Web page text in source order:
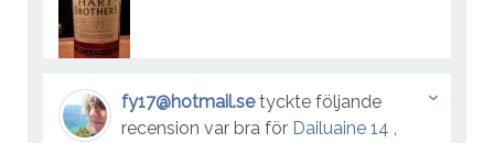
fy17@hotmail.setyckte följande
recension var bra för Dailuaine 14 ,